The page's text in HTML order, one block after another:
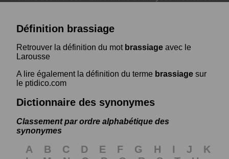
Définition brassiage
Retrouver la définition du mot brassiage avec le
Larousse
A lire également la définition du terme brassiage sur
le ptidico.com
Dictionnaire des synonymes
Classement par ordre alphabétique des
synonymes
A B C D E F G H I J
K